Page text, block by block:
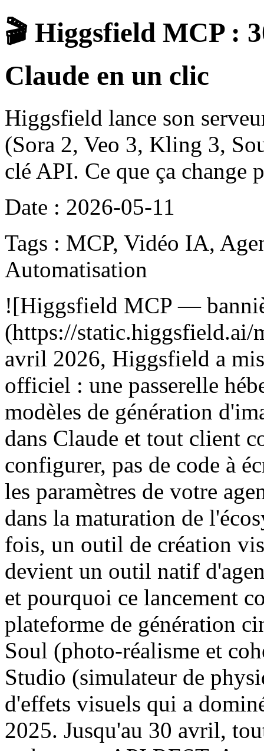
🎬 Higgsfield MCP :
Claude en un clic
Higgsfield lance son
(Sora 2, Veo 3, Kling 3,
clé API. Ce que ça change
Date : 2026-05-11
Tags : MCP, Vidéo IA,
Automatisation
![Higgsfield MCP —
(https://static.higgsfield.ai/
avril 2026, Higgsfield a
officiel : une passerelle
modèles de génération
dans Claude et tout client
configurer, pas de code à
les paramètres de votre
dans la maturation de
fois, un outil de création
devient un outil natif
et pourquoi ce lancement
plateforme de génération
Soul (photo-réalisme et
Studio (simulateur de
d'effets visuels qui a
2025. Jusqu'au 30 avril,